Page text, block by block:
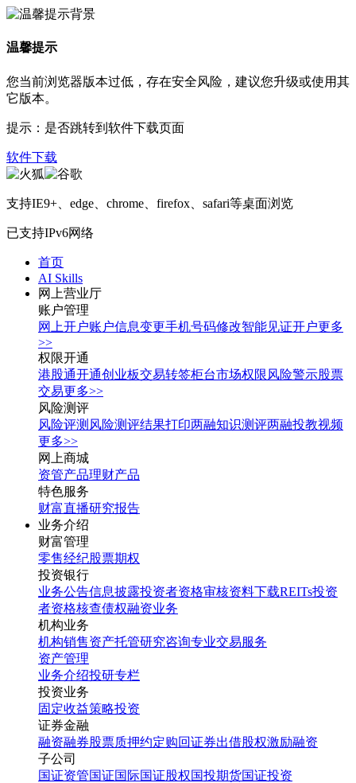
温馨提示
您当前浏览器版本过低，存在安全风险，建议您升级或使用其
它版本。
提示：是否跳转到软件下载页面
软件下载
支持IE9+、edge、chrome、firefox、safari等桌面浏览
已支持IPv6网络
首页
AI Skills
网上营业厅
账户管理
网上开户账户信息变更手机号码修改智能见证开户更多
>>
权限开通
港股通开通创业板交易转签柜台市场权限风险警示股票
交易更多>>
风险测评
风险评测 风险测评结果打印两融知识测评两融投教视频
更多>>
网上商城
资管产品理财产品
特色服务
财富直播研究报告
业务介绍
财富管理
零售经纪股票期权
投资银行
业务公告信息披露投资者资格审核资料下载REITs投资
者资格核查债权融资业务
机构业务
机构销售资产托管研究咨询专业交易服务
资产管理
业务介绍投研专栏
投资业务
固定收益策略投资
证券金融
融资融券股票质押约定购回证券出借股权激励融资
子公司
国证资管国证国际国证股权国投期货国证投资